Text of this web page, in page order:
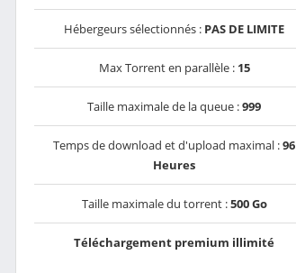
Hébergeurs sélectionnés : PAS DE LIMITE
Max Torrent en parallèle : 15
Taille maximale de la queue :999
Temps de download et d'upload maximal :96
Heures
Taille maximale du torrent :500 Go
Téléchargement premium illimité